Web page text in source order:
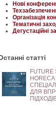
Нові
Організація
Тематичні
Дегустаційні
статті
FUTURE
ДЛЯ